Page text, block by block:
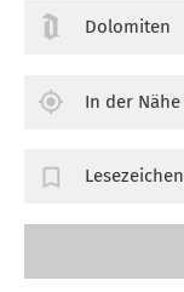
Dolomiten
In der Nähe
Lesezeichen